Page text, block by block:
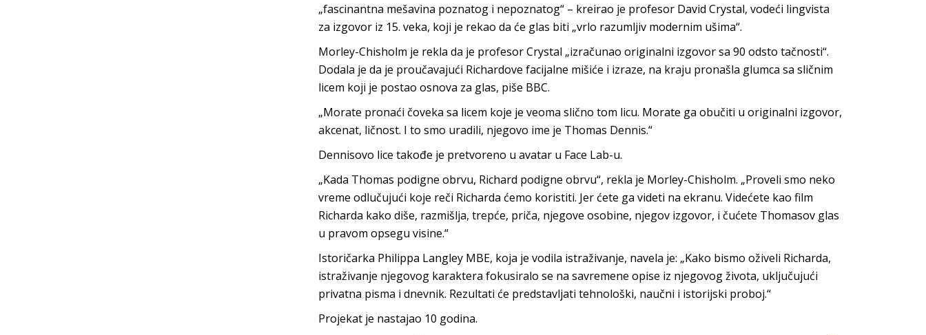
„fascinantna mešavina poznatog i nepoznatog“ – kreirao je profesor David Crystal, vodeći lingvista
za izgovor iz 15. veka, koji je rekao da će glas biti „vrlo razumljiv modernim ušima“.
Morley-Chisholm je rekla da je profesor Crystal „izračunao originalni izgovor sa 90 odsto tačnosti“.
Dodala je da je proučavajući Richardove facijalne mišiće i izraze, na kraju pronašla glumca sa sličnim
licem koji je postao osnova za glas, piše BBC.
„Morate pronaći čoveka sa licem koje je veoma slično tom licu. Morate ga obučiti u originalni izgovor,
akcenat, ličnost. I to smo uradili, njegovo ime je Thomas Dennis.“
Dennisovo lice takođe je pretvoreno u avatar u Face Lab-u.
„Kada Thomas podigne obrvu, Richard podigne obrvu“, rekla je Morley-Chisholm. „Proveli smo neko
vreme odlučujući koje reči Richarda ćemo koristiti. Jer ćete ga videti na ekranu. Videćete kao film
Richarda kako diše, razmišlja, trepće, priča, njegove osobine, njegov izgovor, i čućete Thomasov glas
u pravom opsegu visine.“
Istoričarka Philippa Langley MBE, koja je vodila istraživanje, navela je: „Kako bismo oživeli Richarda,
istraživanje njegovog karaktera fokusiralo se na savremene opise iz njegovog života, uključujući
privatna pisma i dnevnik. Rezultati će predstavljati tehnološki, naučni i istorijski proboj.“
Projekat je nastajao 10 godina.